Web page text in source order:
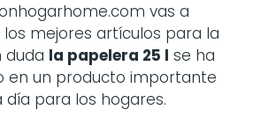
vas a
mejores artículos para la
duda la papelera 25 l se ha
en un producto importante
día para los hogares.